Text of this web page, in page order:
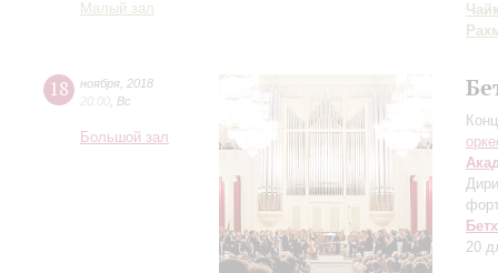
Малый зал
18 ноября 2018
20:00 Вс
Большой зал
20